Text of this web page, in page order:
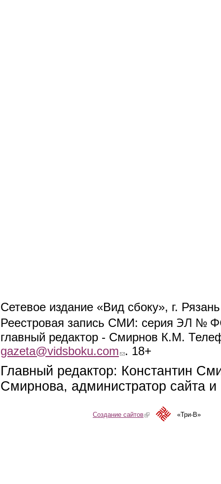
Сетевое издание «Вид сбоку», г.
Реестровая запись СМИ: серия ЭЛ №
главный редактор - Смирнов К.М.
gazeta@vidsboku.com (link sends e-mail)
. 18+
Главный редактор: Константин
Смирнова, администратор сайта
Создание сайтов(link is external)«Три-В»